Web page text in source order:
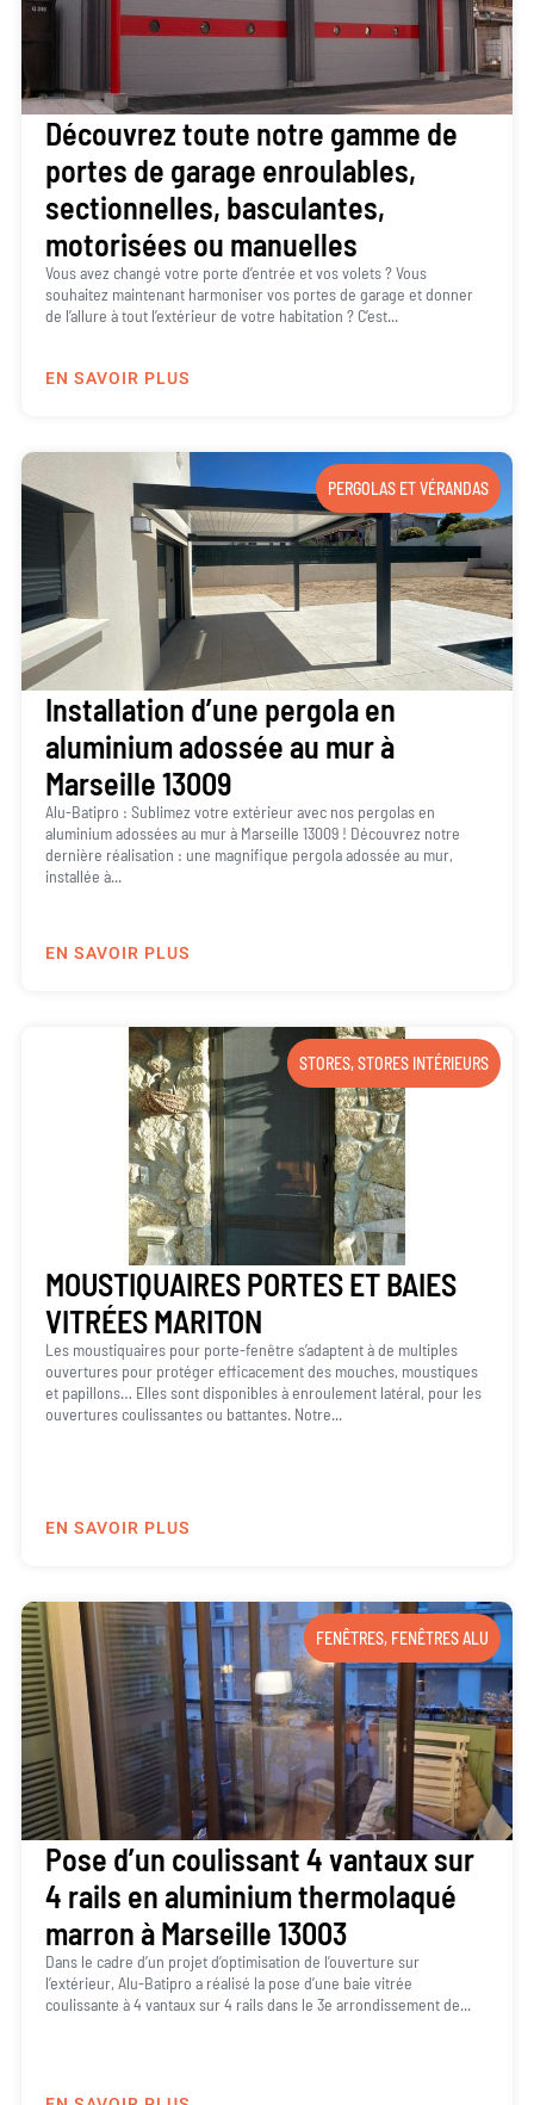
Découvrez toute notre gamme de
portes de garage enroulables,
sectionnelles, basculantes,
motorisées ou manuelles
Vous avez changé votre porte d’entrée et vos volets ? Vous
souhaitez maintenant harmoniser vos portes de garage et donner
de l’allure à tout l’extérieur de votre habitation ? C’est...
EN SAVOIR PLUS
PERGOLAS ET VÉRANDAS
Installation d’une pergola en
aluminium adossée au mur à
Marseille 13009
Alu-Batipro : Sublimez votre extérieur avec nos pergolas en
aluminium adossées au mur à Marseille 13009 ! Découvrez notre
dernière réalisation : une magnifique pergola adossée au mur,
installée à...
EN SAVOIR PLUS
STORES,STORES INTÉRIEURS
MOUSTIQUAIRES PORTES ET BAIES
VITRÉES MARITON
Les moustiquaires pour porte-fenêtre s’adaptent à de multiples
ouvertures pour protéger efficacement des mouches, moustiques
et papillons… Elles sont disponibles à enroulement latéral, pour les
ouvertures coulissantes ou battantes. Notre...
EN SAVOIR PLUS
FENÊTRES, FENÊTRES ALU
Pose d’un coulissant 4 vantaux sur
4 rails en aluminium thermolaqué
marron à Marseille 13003
Dans le cadre d’un projet d’optimisation de l’ouverture sur
l’extérieur, Alu-Batipro a réalisé la pose d’une baie vitrée
coulissante à 4 vantaux sur 4 rails dans le 3e arrondissement de...